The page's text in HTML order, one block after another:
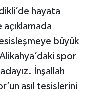
hayata
büyük
spor
İnşallah
asıl tesislerini